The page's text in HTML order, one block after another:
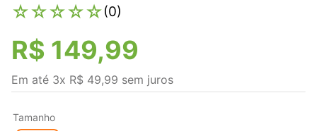
☆☆☆☆☆(0)
R$ 149,99
Em até 3x R$ 49,99 sem juros
Tamanho